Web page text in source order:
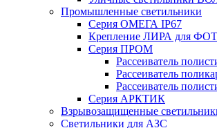
Промышленные светильники
Серия ОМЕГА IP67
Крепление ЛИРА для
Серия ПРОМ
Рассеиватель
Рассеиватель
Рассеиватель
Серия АРКТИК
Взрывозащищенные
Светильники для АЗС